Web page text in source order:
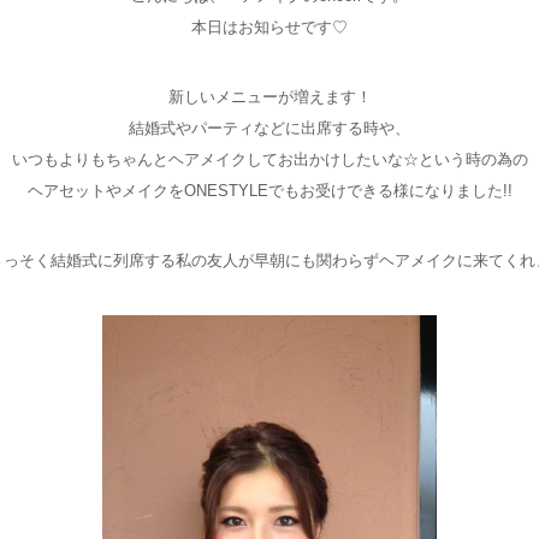
本日はお知らせです♡
新しいメニューが増えます！
結婚式やパーティなどに出席する時や、
いつもよりもちゃんとヘアメイクしてお出かけしたいな☆という時の為の
ヘアセットやメイクをONESTYLEでもお受けできる様になりました!!
そく結婚式に列席する私の友人が早朝にも関わらずヘアメイクに来てく